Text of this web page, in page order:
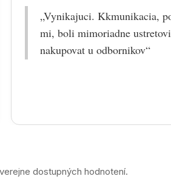
„Vynikajuci. Kkmunikacia,
mi, boli mimoriadne
nakupovat u odbornikov“
dostupných hodnotení.